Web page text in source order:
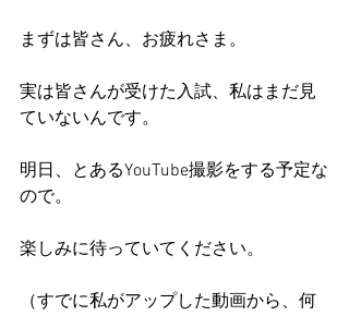
まずは皆さん、お疲れさま。
実は皆さんが受けた入試、私はまだ見
ていないんです。
明日、とあるYouTube撮影をする予定な
ので。
楽しみに待っていてください。
（すでに私がアップした動画から、何